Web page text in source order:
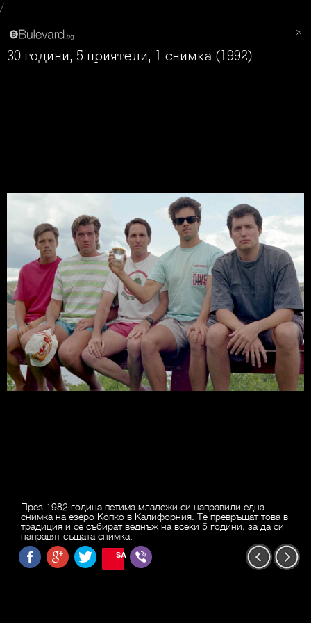
/
30 години, 5 приятели, 1 снимка (1992)
През 1982 година петима младежи си направили една
снимка на езеро Kопко в Калифорния. Tе превръщат това в
традиция и се събират веднъж на всеки 5 години, за да си
направят същата снимка.
SAVE